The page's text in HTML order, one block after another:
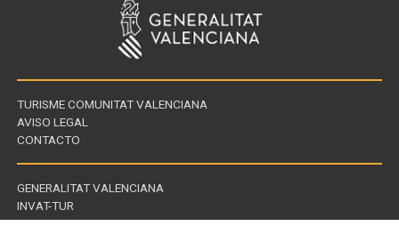
TURISME COMUNITAT VALENCIANA
AVISO LEGAL
CONTACTO
Links
GENERALITAT VALENCIANA
INVAT-TUR